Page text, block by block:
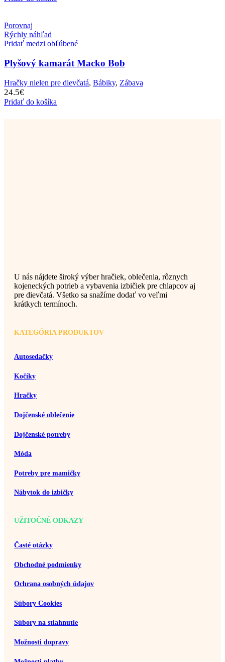
Porovnaj
Rýchly náhľad
Pridať medzi obľúbené
Plyšový kamarát Macko Bob
Hračky nielen pre dievčatá, Bábiky, Zábava
24.5€
Pridať do košíka
U nás nájdete široký výber hračiek, oblečenia, rôznych
kojeneckých potrieb a vybavenia izbičiek pre chlapcov aj
pre dievčatá. Všetko sa snažíme dodať vo veľmi
krátkych termínoch.
KATEGÓRIA PRODUKTOV
Autosedačky
Kočíky
Hračky
Dojčenské oblečenie
Dojčenské potreby
Móda
Potreby pre mamičky
Nábytok do izbičky
UŽITOČNÉ ODKAZY
Časté otázky
Obchodné podmienky
Ochrana osobných údajov
Súbory Cookies
Súbory na stiahnutie
Možnosti dopravy